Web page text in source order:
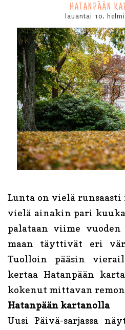
HATANPÄÄN
lauantai 10.
Lunta on vielä runsaasti
vielä ainakin pari
palataan viime
maan täyttivät eri
Tuolloin pääsin
kertaa Hatanpään
kokenut mittavan
Hatanpään kartanolla
Uusi Päivä-sarjassa